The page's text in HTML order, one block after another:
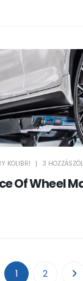
KOLIBRI 3
Of Wheel
1 2